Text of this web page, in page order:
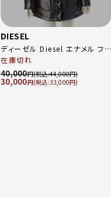
DIESEL
ディーゼル Diesel エナメル フェ
イクレザー ジャケット＆スカート
セットアップ ブラック S / 27
在庫切れ
40,000円 44,000
30,000円 33,000